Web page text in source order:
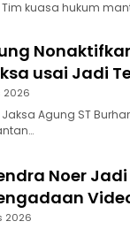
– Tim kuasa hukum
usai Jadi
2026
– Jaksa Agung ST
Noer
2026